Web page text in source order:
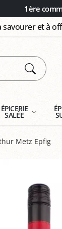
1ère
savourer et à
ÉPICERIE
SALÉE
Metz Epfig